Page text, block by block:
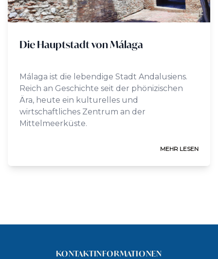
Die Hauptstadt von Málaga
Málaga ist die lebendige Stadt Andalusiens.
Reich an Geschichte seit der phönizischen
Ära, heute ein kulturelles und
wirtschaftliches Zentrum an der
Mittelmeerküste.
MEHR LESEN
KONTAKTINFORMATIONEN